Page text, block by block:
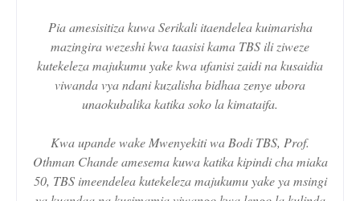
Pia amesisitiza kuwa Serikali itaendelea kuimarisha
mazingira wezeshi kwa taasisi kama TBS ili ziweze
kutekeleza majukumu yake kwa ufanisi zaidi na kusaidia
viwanda vya ndani kuzalisha bidhaa zenye ubora
unaokubalika katika soko la kimataifa.
Kwa upande wake Mwenyekiti wa Bodi TBS, Prof.
Othman Chande amesema kuwa katika kipindi cha miaka
50, TBS imeendelea kutekeleza majukumu yake ya msingi